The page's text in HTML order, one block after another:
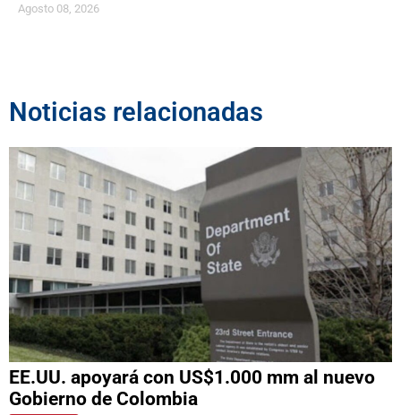
Agosto 08, 2026
Noticias relacionadas
EE.UU. apoyará con US$1.000 mm al nuevo
Gobierno de Colombia